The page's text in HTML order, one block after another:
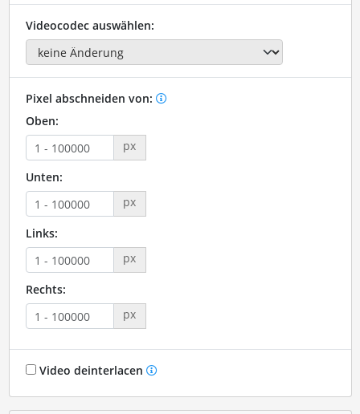
Videocodec auswählen:
Pixel abschneiden von:
Oben:
px
Unten:
px
Links:
px
Rechts:
px
Video deinterlacen